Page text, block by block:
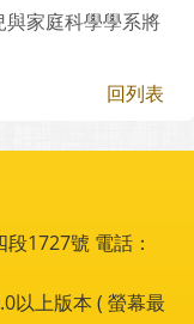
閱讀工作-學校
回列表
段1727號 電話：